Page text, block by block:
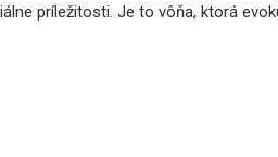
príležitosti. Je to vôňa, ktorá